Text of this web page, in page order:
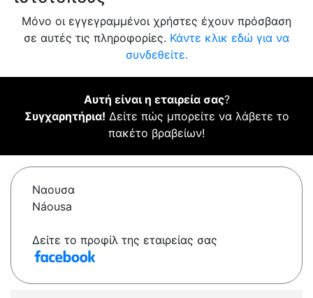
Μόνο οι εγγεγραμμένοι χρήστες έχουν πρόσβαση
σε αυτές τις πληροφορίες. Κάντε κλικ εδώ για να
συνδεθείτε.
Αυτή είναι η εταιρεία σας?
Συγχαρητήρια! Δείτε πώς μπορείτε να λάβετε το
πακέτο βραβείων!
Ναουσα
Náousa
Δείτε το προφίλ της εταιρείας σας